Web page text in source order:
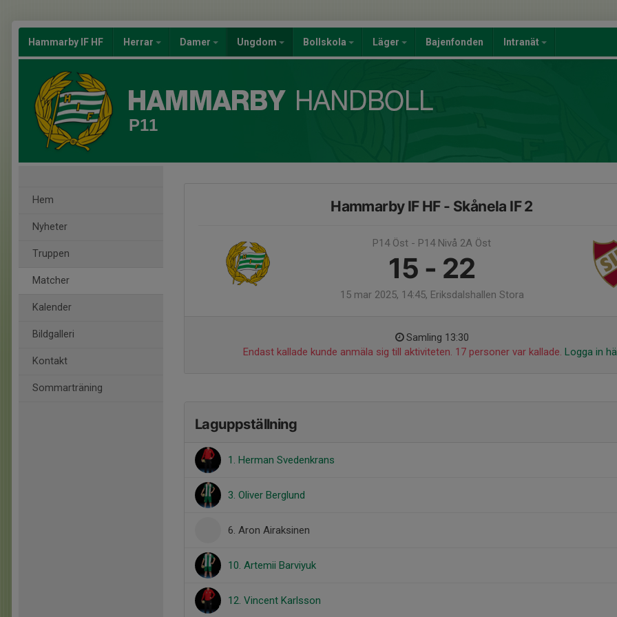
Hammarby IF HF Herrar Damer Ungdom Bollskola Läger Bajenfonden Intranät
P11
Hem
Nyheter
Truppen
Matcher
Kalender
Bildgalleri
Kontakt
Sommarträning
Hammarby IF HF - Skånela IF 2
P14 Öst - P14 Nivå 2A Öst
15 - 22
15 mar 2025, 14:45, Eriksdalshallen Stora
Samling 13:30
Endast kallade kunde anmäla sig till aktiviteten. 17 personer var kallade. Logga in
Laguppställning
1. Herman Svedenkrans
3. Oliver Berglund
6. Aron Airaksinen
10. Artemii Barviyuk
12. Vincent Karlsson